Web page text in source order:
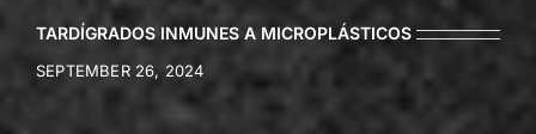
TARDÍGRADOS INMUNES A MICROPLÁSTICOS
SEPTEMBER 26, 2024